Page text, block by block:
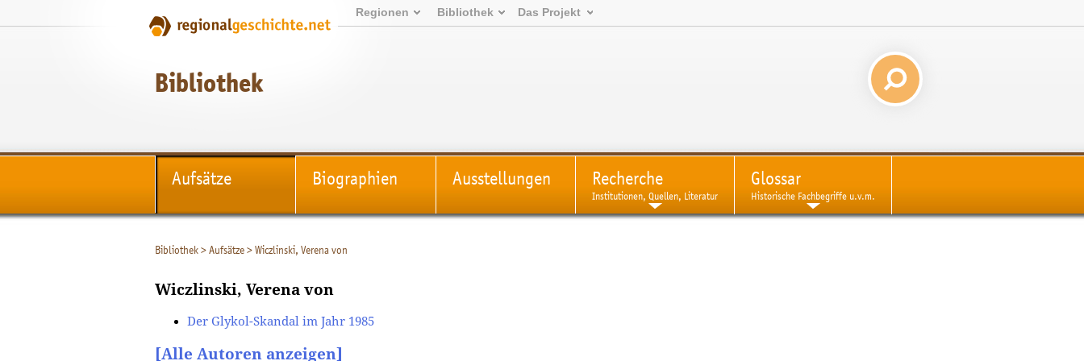
Regionen Bibliothek Das Projekt
Bibliothek
Aufsätze Biographien Ausstellungen Recherche
Institutionen, Quellen, Literatur
Glossar
Historische Fachbegriffe u.v.m.
Bibliothek>Aufsätze>Wiczlinski, Verena von
Wiczlinski, Verena von
Der Glykol-Skandal im Jahr 1985
[Alle Autoren anzeigen]